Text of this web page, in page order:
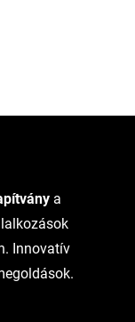
a
Innovatív